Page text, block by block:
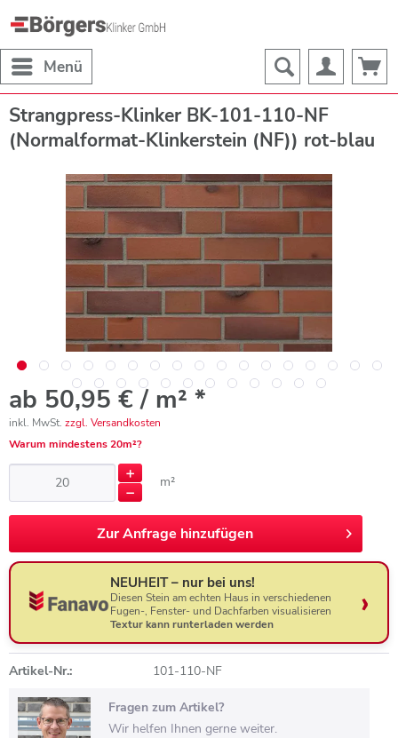
Menü
Strangpress-Klinker BK-101-110-NF
(Normalformat-Klinkerstein (NF)) rot-blau
ab 50,95 € / m² *
inkl. MwSt. zzgl. Versandkosten
Warum mindestens 20m²?
m²
ZurAnfrage hinzufügen
NEUHEIT – nur bei uns!
Diesen Stein am echten Haus in verschiedenen
Fugen-, Fenster- und Dachfarben visualisieren
Textur kann runterladen werden
Artikel-Nr.: 101-110-NF
Fragen zum Artikel?
Wir helfen Ihnen gerne weiter.